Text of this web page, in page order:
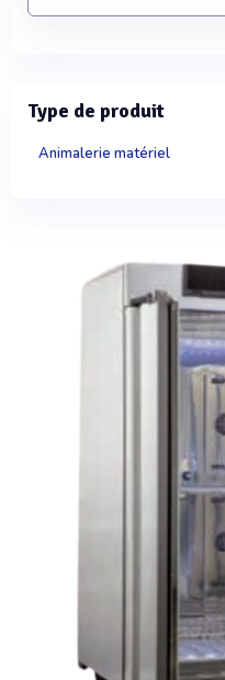
Type de produit
Animalerie matériel